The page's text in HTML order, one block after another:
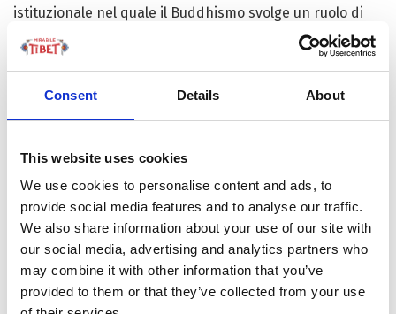
Consent Details About
This website uses cookies
We use cookies to personalise content and ads, to
provide social media features and to analyse our traffic.
We also share information about your use of our site with
our social media, advertising and analytics partners who
may combine it with other information that you’ve
provided to them or that they’ve collected from your use
istituzionale nel quale il Buddhismo svolge un ruolo di
coesione sociale e culturale. Un processo, questo, che
troverà la sua massima espressione pubblica all’inizio
proclamatoBogd Khan
– cioè, la massima guida assieme
quale la linea del Jetsun Dampa cessa definitivamente di
diventa uno dei pilastri dell’identità nazionale mongola.
Con l’instaurazione del regime socialista in Mongolia nel
XX secolo, le istituzioni religiose vengono
progressivamente smantellate e la vita monastica quasi